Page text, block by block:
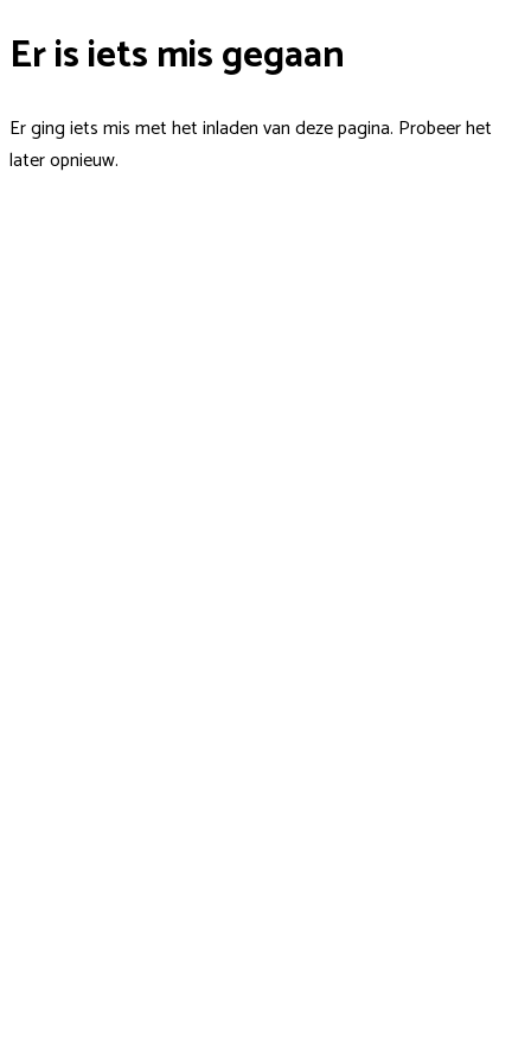
Er is iets mis gegaan
Er ging iets mis met het inladen van deze pagina. Probeer het
later opnieuw.